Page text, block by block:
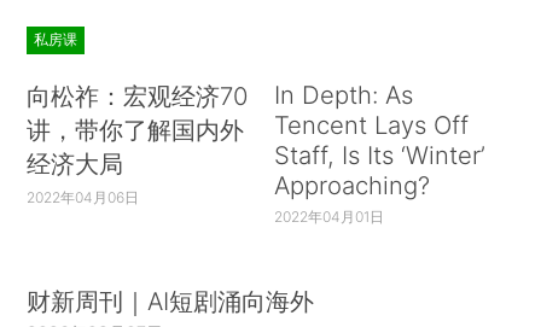
私房课
向松祚：宏观经济70
讲，带你了解国内外
经济大局
2022年04月06日
In Depth: As
Tencent Lays Off
Staff, Is Its ‘Winter’
Approaching?
2022年04月01日
财新周刊｜AI短剧涌向海外